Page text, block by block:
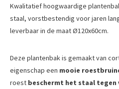
Kwalitatief hoogwaardige
staal, vorstbestendig voor jaren
leverbaar in de maat Ø120x60cm.
Deze plantenbak is gemaakt van
eigenschap een mooie
roest beschermt het staal tegen